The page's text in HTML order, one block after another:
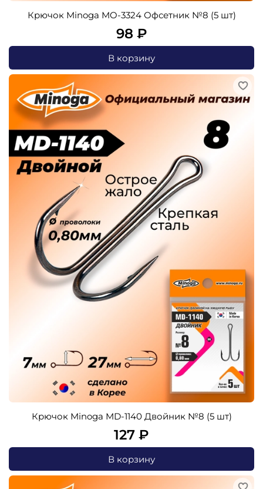
Крючок Minoga MO-3324 Офсетник №8 (5 шт)
98 ₽
В корзину
Крючок Minoga MD-1140 Двойник №8 (5 шт)
127 ₽
В корзину